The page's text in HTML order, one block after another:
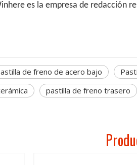
es la empresa de redacción
de freno de acero bajo
pastilla de freno trasero